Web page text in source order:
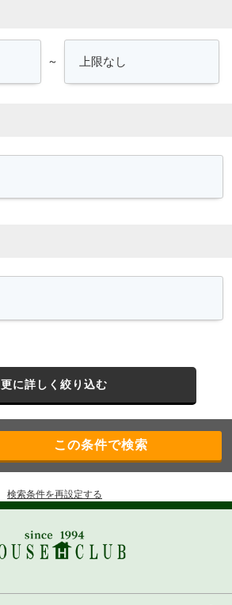
～
更に詳しく絞り込む
検索条件を再設定する